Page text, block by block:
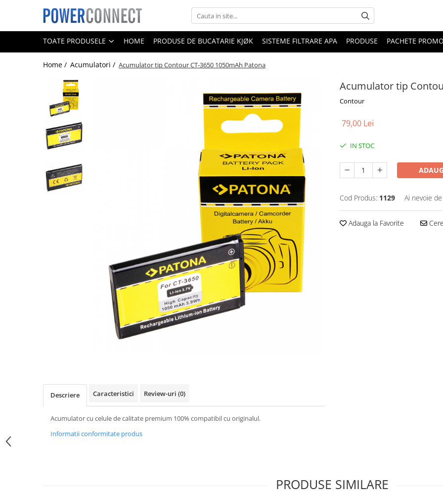
Toate Produsele
Sisteme filtrare apa
Sisteme filtrare apa
Aparate foto
Camere video
Telefoane mobile
Scule electrice
Telefoane mobile
Produse de bucatarie kjøk
Accesorii kjøk
TOATE PRODUSELE HOME PRODUSE DE BUCATARIE KJØK SISTEME FILTRARE APA PRODUSE PACHETE PROMO
Home / Acumulatori / Acumulator tip Contour CT-3650 1050mAh Patona
Acumulator tip
Contour
79,00 Lei
IN STOC
Cod Produs: 1129 Ai nevoie
Adauga la Favorite
Descriere Caracteristici Review-uri (0)
Acumulator cu celule de calitate premium 100% compatibil cu originalul.
Informatii conformitate produs
PRODUSE SIMILARE